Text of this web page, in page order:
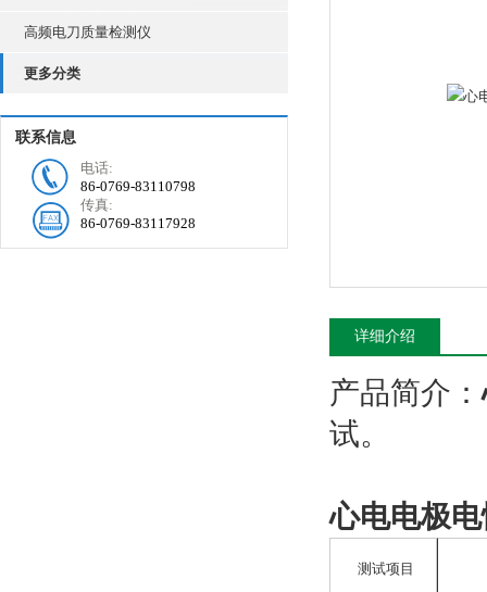
高频电刀质量检测仪
更多分类
联系信息
电话:
86-0769-83110798
传真:
86-0769-83117928
详细介绍
产品简介：
试。
心电电极
测试项目